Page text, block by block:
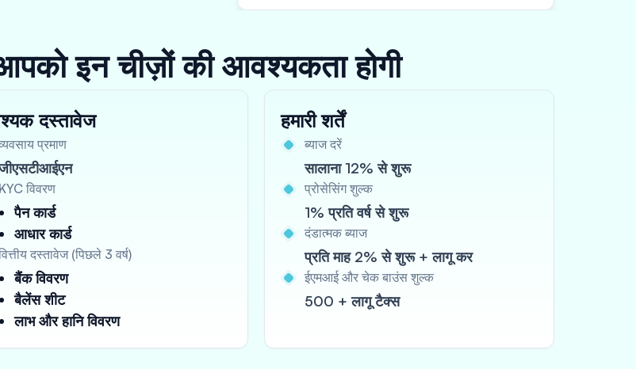
Telugu
इन चीज़ों की आवश्यकता होगी
दस्तावेज
प्रमाण
KYC विवरण
पैन कार्ड
आधार कार्ड
दस्तावेज (पिछले 3 वर्ष)
बैंक विवरण
बैलेंस शीट
लाभ और हानि विवरण
हमारी शर्तें
ब्याज दरें
सालाना 12% से शुरू
प्रोसेसिंग शुल्क
1% प्रति वर्ष से शुरू
दंडात्मक ब्याज
प्रति माह 2% से शुरू + लागू कर
ईएमआई और चेक बाउंस शुल्क
500 + लागू टैक्स